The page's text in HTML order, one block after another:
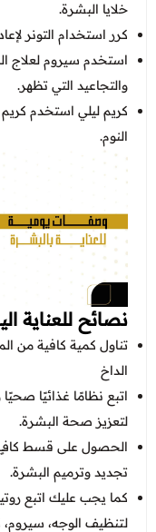
خلايا البشرة.
كرر استخدام التونر
استخدم سيروم لعلاج
والتجاعيد التي تظهر.
كريم ليلي استخدم كريم
النوم.
نصائح للعناية
تناول كمية كافية من
الداخ
اتبع نظامًا غذائيًا صحيًا
لتعزيز صحة البشرة.
الحصول على قسط كافٍ
تجديد وترميم البشرة.
كما يجب عليك اتبع
لتنظيف الوجه، سيروم،